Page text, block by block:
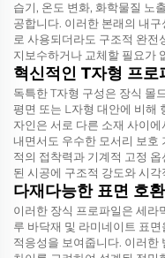
습기, 온도 변화, 화학물질 노
공합니다. 이러한 본래의 내
로 사용되더라도 구조적 완전
지보수하거나 교체할 필요가
혁신적인 T자형 프로
독특한 T자형 구성은 장식 몰
평면 또는 L자형 대안에 비해
자인은 서로 다른 소재 사이
내면서도 우수한 모서리 보호
적의 접착력과 기계적 고정
된 시공에 구조적 강도와 시
다재다능한 표면 호
이러한 장식 프로파일은 세라
루 바닥재 및 라미네이트 표
적응성을 보여줍니다. 이러한